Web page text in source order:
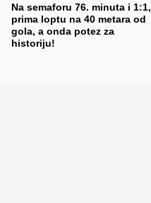
Na semaforu 76. minuta i 1:1,
prima loptu na 40 metara od
gola, a onda potez za
historiju!